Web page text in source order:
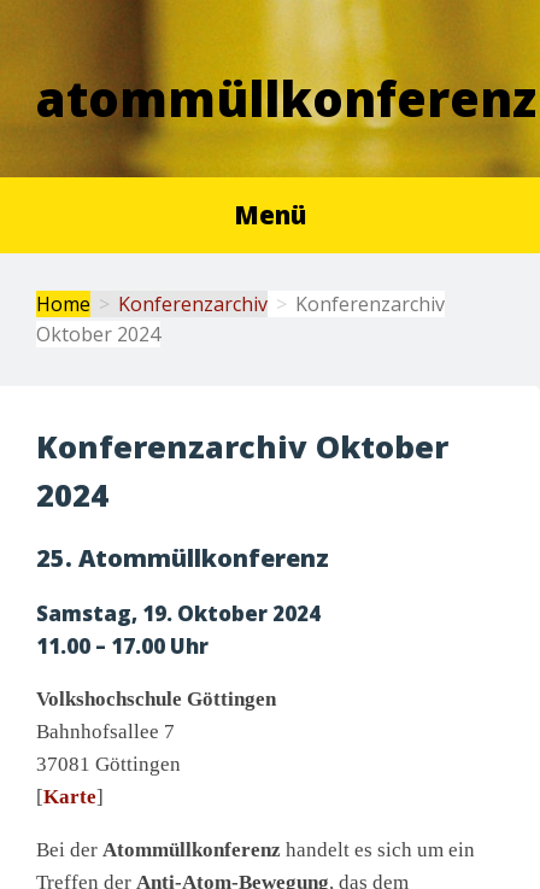
atommüllkonferenz
Menü
Home Konferenzarchiv
Konferenzarchiv
Oktober 2024
Konferenzarchiv Oktober
2024
25. Atommüllkonferenz
Samstag, 19. Oktober 2024
11.00 – 17.00 Uhr
Volkshochschule Göttingen
Bahnhofsallee 7
37081 Göttingen
[Karte]
Bei der Atommüllkonferenz handelt es sich um ein
Treffen der Anti-Atom-Bewegung, das dem